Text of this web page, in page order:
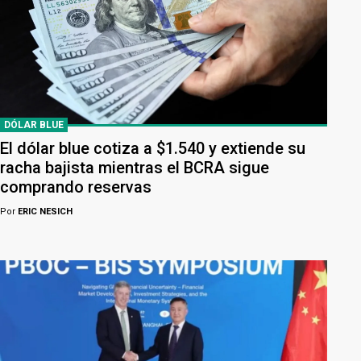
DÓLAR BLUE
El dólar blue cotiza a $1.540 y extiende su
racha bajista mientras el BCRA sigue
comprando reservas
Por ERIC NESICH